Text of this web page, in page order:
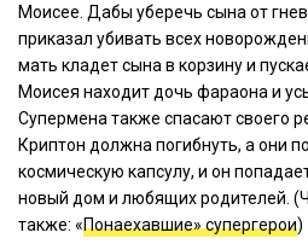
Моисее. Дабы уберечь сына от
приказал убивать всех
мать кладет сына в корзину и
Моисея находит дочь фараона и
Супермена также спасают своего
Криптон должна погибнуть, а они
космическую капсулу, и он
новый дом и любящих родителей.
также: «Понаехавшие» супергерои)